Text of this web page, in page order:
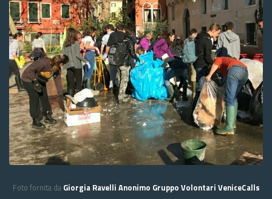
Foto fornita da Giorgia Ravelli Anonimo Gruppo Volontari VeniceCalls